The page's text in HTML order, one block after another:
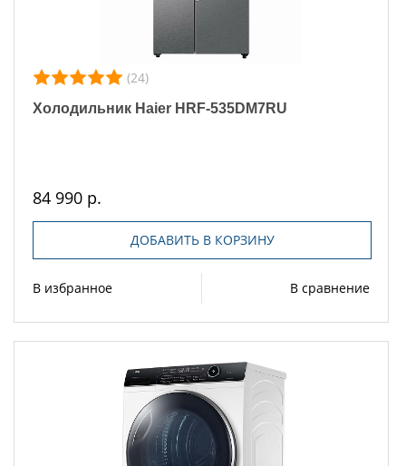
(24)
Холодильник Haier HRF-535DM7RU
84 990 р.
ДОБАВИТЬ В КОРЗИНУ
В избранное В сравнение